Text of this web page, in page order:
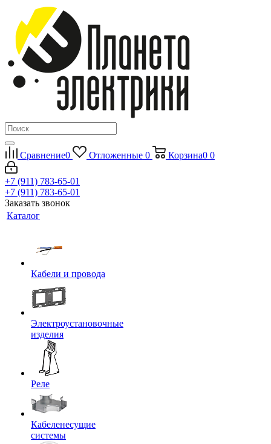
Сравнение0 Отложенные 0 Корзина0 0
+7 (911) 783-65-01
+7 (911) 783-65-01
Заказать звонок
Каталог
Кабели и провода
Электроустановочные
изделия
Реле
Кабеленесущие
системы